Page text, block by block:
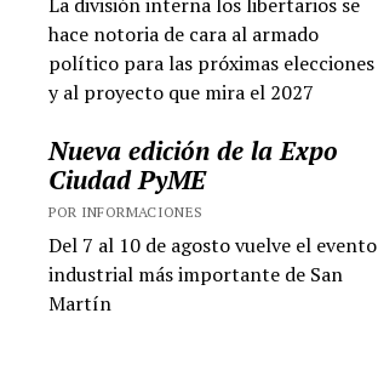
hace notoria de cara al armado
político para las próximas elecciones
y al proyecto que mira el 2027
Nueva edición de la Expo
Ciudad PyME
POR INFORMACIONES
Del 7 al 10 de agosto vuelve el evento
industrial más importante de San
Martín